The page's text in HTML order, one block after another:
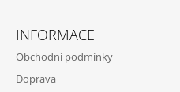
INFORMACE
Obchodní podmínky
Doprava